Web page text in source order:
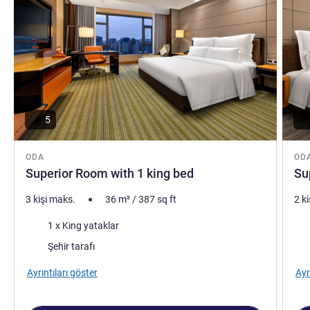
ODA
Superior Room with 1 king bed
5
3 kişi maks. 36 m²/387sq ft
1 x King yataklar
Manzara:Şehir tarafı
Ayrıntıları göster
2